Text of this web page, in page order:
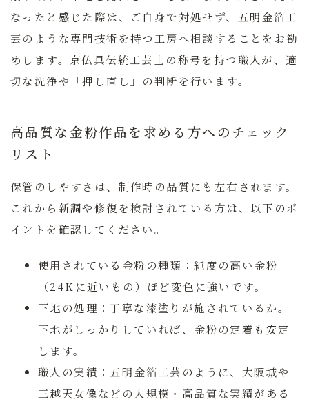
なったと感じた際は、ご自身で対処せず、五明金箔工
芸のような専門技術を持つ工房へ相談することをお勧
めします。京仏具伝統工芸士の称号を持つ職人が、適
切な洗浄や「押し直し」の判断を行います。
高品質な金粉作品を求める方へのチェック
リスト
保管のしやすさは、制作時の品質にも左右されます。
これから新調や修復を検討されている方は、以下のポ
イントを確認してください。
使用されている金粉の種類：純度の高い金粉
（24Kに近いもの）ほど変色に強いです。
下地の処理：丁寧な漆塗りが施されているか。
下地がしっかりしていれば、金粉の定着も安定
します。
職人の実績：五明金箔工芸のように、大阪城や
三越天女像などの大規模・高品質な実績がある